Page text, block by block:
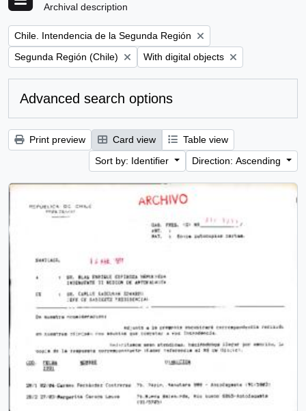
Archival description
Remove filter:
Chile. Intendencia de la Segunda Región
Remove filter:
Segunda Región (Chile) Remove filter:
With digital objects
Advanced search options
Print preview Card view
Table view
Sort by: Identifier
Direction: Ascending